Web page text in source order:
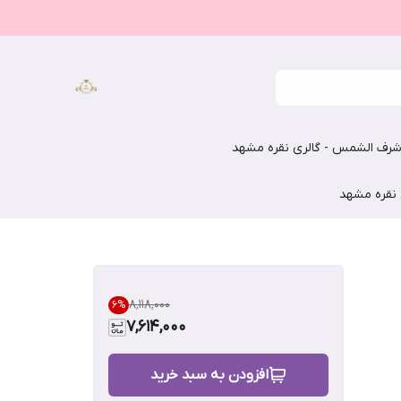
الشمس - گالری نقره مشهد
نقره مشهد
۸٬۱۱۸٬۰۰۰ 6%
7,614,000
افزودن به سبد خرید